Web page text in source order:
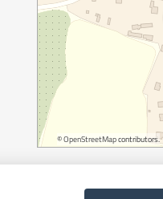
©OpenStreetMapcontributors.